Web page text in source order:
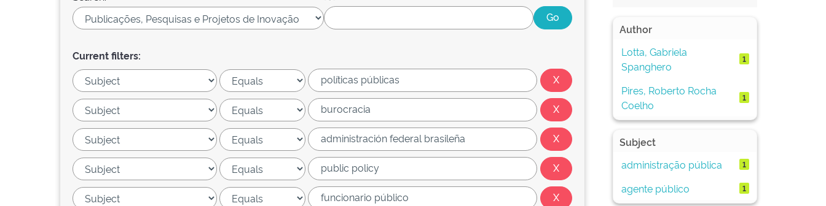
Current filters:
Author
Lotta, Gabriela
Spanghero
1
Pires, Roberto Rocha
Coelho
1
Subject
administração pública
1
agente público 1